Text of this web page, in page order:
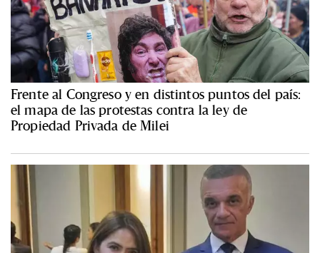
Frente al Congreso y en distintos puntos del país:
el mapa de las protestas contra la ley de
Propiedad Privada de Milei